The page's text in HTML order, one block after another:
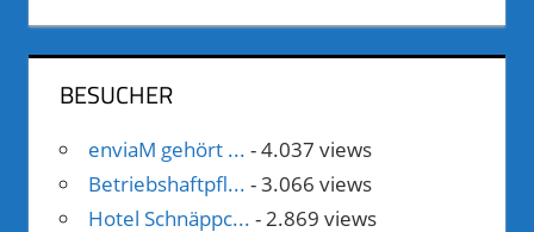
BESUCHER
enviaM gehört ... - 4.037 views
Betriebshaftpfl... - 3.066 views
Hotel Schnäppc... - 2.869 views